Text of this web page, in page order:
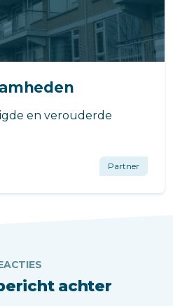
en verouderde
Partner
achter